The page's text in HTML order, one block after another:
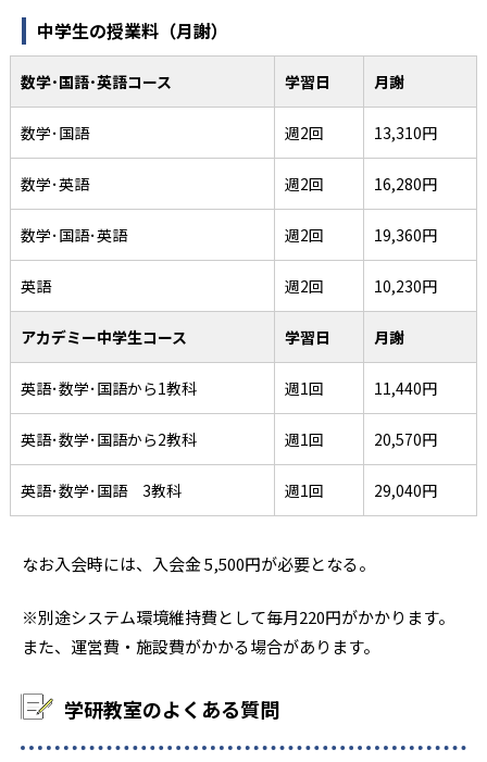
中学生の授業料（月謝）
数学･国語･英語コース 学習日 月謝
数学･国語 週2回 13,310円
数学･英語 週2回 16,280円
数学･国語･英語 週2回 19,360円
英語 週2回 10,230円
アカデミー中学生コース 学習日 月謝
英語･数学･国語から1教科 週1回 11,440円
英語･数学･国語から2教科 週1回 20,570円
英語･数学･国語 3教科 週1回 29,040円
なお入会時には、入会金 5,500円が必要となる。
※別途システム環境維持費として毎月220円がかかります。
また、運営費・施設費がかかる場合があります。
学研教室のよくある質問